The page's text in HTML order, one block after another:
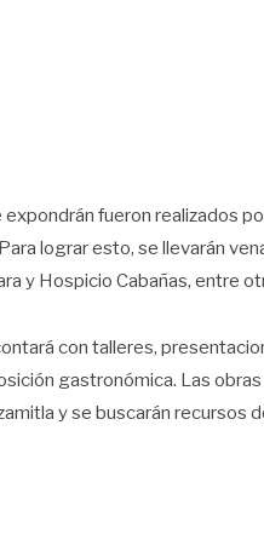
fueron realizados
lograr esto, se llevarán
y Hospicio Cabañas, entre
con talleres,
gastronómica. Las
y se buscarán recursos